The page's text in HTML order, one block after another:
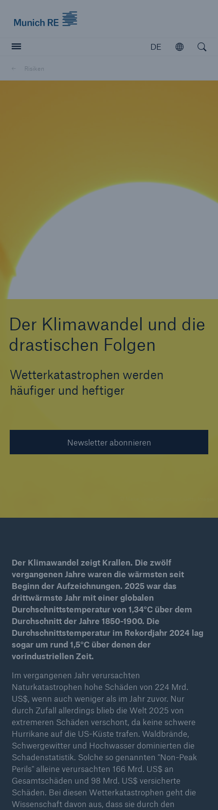
DE
Öffnen
Risiken
Der Klimawandel und die
drastischen Folgen
Wetterkatastrophen werden
häufiger und heftiger
Newsletter abonnieren
Der Klimawandel zeigt Krallen. Die zwölf
vergangenen Jahre waren die wärmsten seit
Beginn der Aufzeichnungen. 2025 war das
drittwärmste Jahr mit einer globalen
Durchschnittstemperatur von 1,34°C über dem
Durchschnitt der Jahre 1850-1900. Die
Durchschnittstemperatur im Rekordjahr 2024 lag
sogar um rund 1,5°C über denen der
vorindustriellen Zeit.
Im vergangenen Jahr verursachten
Naturkatastrophen hohe Schäden von 224 Mrd.
US$, wenn auch weniger als im Jahr zuvor. Nur
durch Zufall allerdings blieb die Welt 2025 von
extremeren Schäden verschont, da keine schwere
Hurrikane auf die US-Küste trafen. Waldbrände,
Schwergewitter und Hochwasser dominierten die
Schadenstatistik. Solche so genannten "Non-Peak
Perils" alleine verursachten 166 Mrd. US$ an
Gesamtschäden und 98 Mrd. US$ versicherte
Schäden. Bei diesen Wetterkatastrophen geht die
Wissenschaft davon aus, dass sie durch den
Versicherungslücke: der Anteil der nicht
versicherten Schäden aus Naturkatastrophen
seit 1980 beträgt
71.8%